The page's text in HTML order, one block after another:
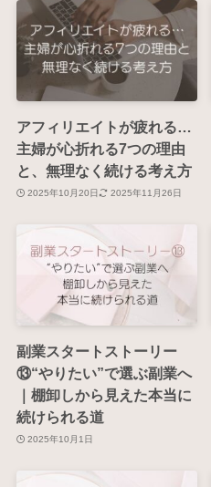
アフィリエイトが疲れる…
主婦が心折れる7つの理由
と、無理なく続ける考え方
2025年10月20日 2025年11月26日
副業スタートストーリー
⑬“やりたい”で選ぶ副業へ
｜棚卸しから見えた本当に
続けられる道
2025年10月1日